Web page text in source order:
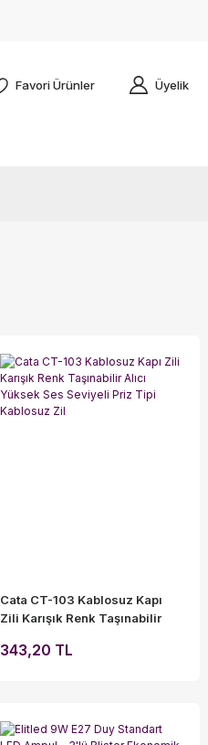
Favori Ürünler Üyelik
Cata CT-103 Kablosuz Kapı
Zili Karışık Renk Taşınabilir
Tipi Kablosuz Zil
343,20 TL